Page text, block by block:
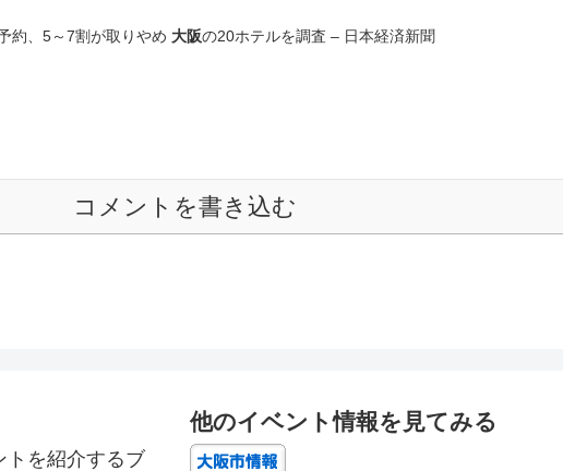
約、5～7割が取りやめ 大阪の20ホテルを調査 – 日本経済新聞
コメントを書き込む
トを紹介するブ
他のイベント情報を見てみる